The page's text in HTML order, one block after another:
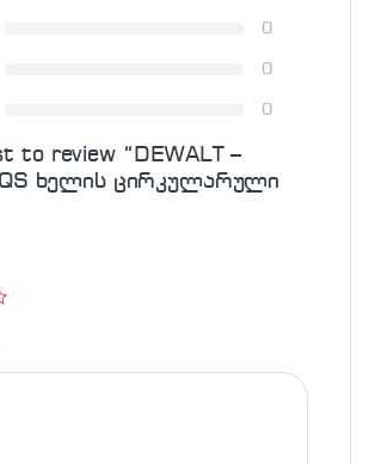
0
0
0
to review “DEWALT –
QS ხელის ცირკულარული